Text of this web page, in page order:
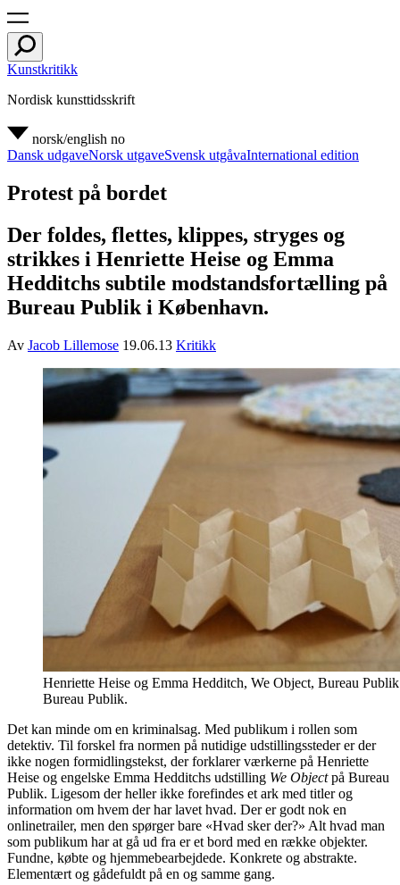
Kunstkritikk
Nordisk kunsttidsskrift
norsk/english no
Dansk udgaveNorsk utgaveSvensk utgåvaInternational edition
Protest på bordet
Der foldes, flettes, klippes, stryges og
strikkes i Henriette Heise og Emma
Hedditchs subtile modstandsfortælling på
Bureau Publik i København.
Av Jacob Lillemose 19.06.13 Kritikk
Henriette Heise og Emma Hedditch, We Object, Bureau
Bureau Publik.
Det kan minde om en kriminalsag. Med publikum i rollen som
detektiv. Til forskel fra normen på nutidige udstillingssteder er der
ikke nogen formidlingstekst, der forklarer værkerne på Henriette
Heise og engelske Emma Hedditchs udstilling We Objectpå Bureau
Publik. Ligesom der heller ikke forefindes et ark med titler og
information om hvem der har lavet hvad. Der er godt nok en
onlinetrailer, men den spørger bare «Hvad sker der?» Alt hvad man
som publikum har at gå ud fra er et bord med en række objekter.
Fundne, købte og hjemmebearbejdede. Konkrete og abstrakte.
Elementært og gådefuldt på en og samme gang.